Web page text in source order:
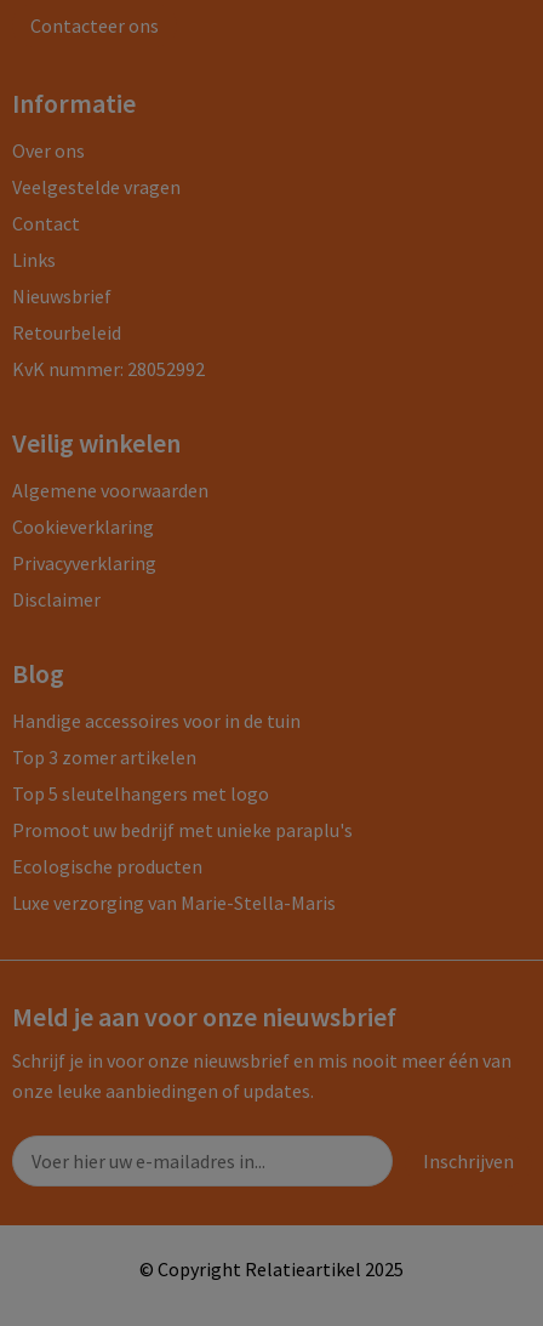
Contacteer ons
Informatie
Over ons
Veelgestelde vragen
Contact
Links
Nieuwsbrief
Retourbeleid
KvK nummer: 28052992
Veilig winkelen
Algemene voorwaarden
Cookieverklaring
Privacyverklaring
Disclaimer
Blog
Handige accessoires voor in de tuin
Top 3 zomer artikelen
Top 5 sleutelhangers met logo
Promoot uw bedrijf met unieke paraplu's
Ecologische producten
Luxe verzorging van Marie-Stella-Maris
Meld je aan voor onze nieuwsbrief
Schrijf je in voor onze nieuwsbrief en mis nooit meer één van
onze leuke aanbiedingen of updates.
© Copyright Relatieartikel 2025